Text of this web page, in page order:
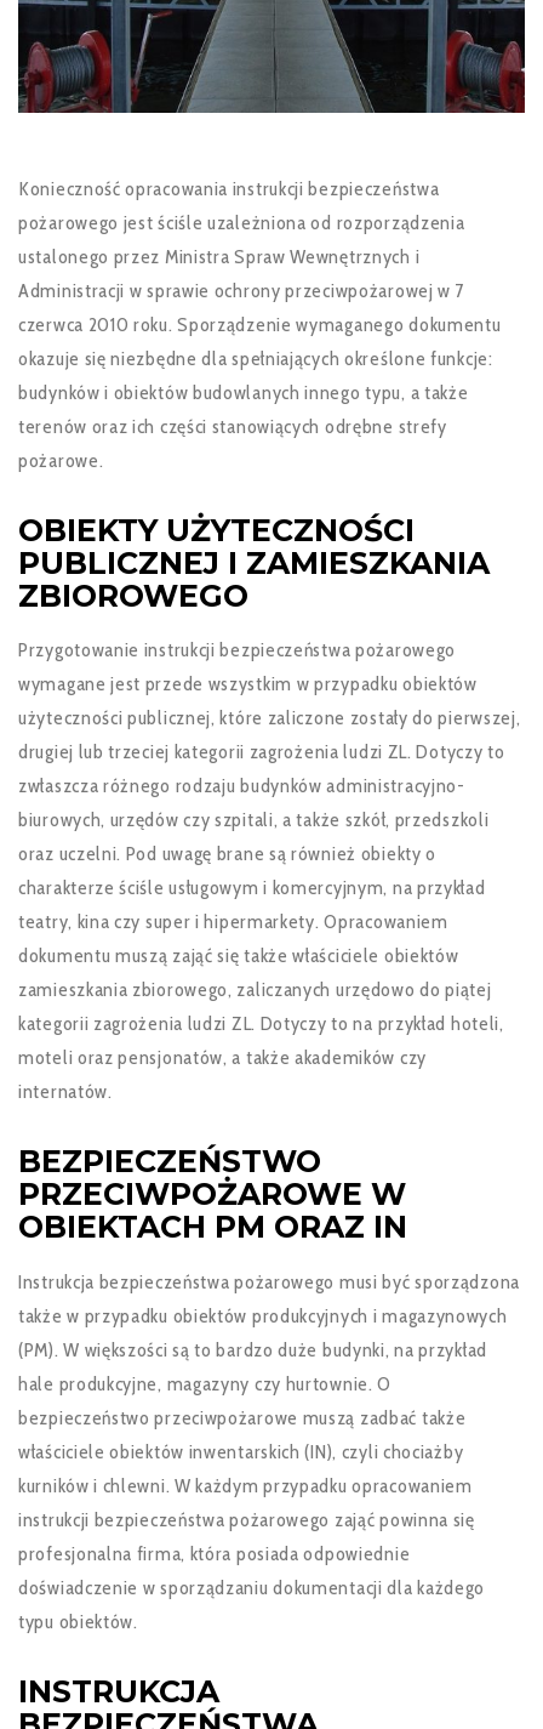
Konieczność opracowania instrukcji bezpieczeństwa
pożarowego jest ściśle uzależniona od rozporządzenia
ustalonego przez Ministra Spraw Wewnętrznych i
Administracji w sprawie ochrony przeciwpożarowej w 7
czerwca 2010 roku. Sporządzenie wymaganego dokumentu
okazuje się niezbędne dla spełniających określone funkcje:
budynków i obiektów budowlanych innego typu, a także
terenów oraz ich części stanowiących odrębne strefy
pożarowe.
OBIEKTY UŻYTECZNOŚCI
PUBLICZNEJ I ZAMIESZKANIA
ZBIOROWEGO
Przygotowanie instrukcji bezpieczeństwa pożarowego
wymagane jest przede wszystkim w przypadku obiektów
użyteczności publicznej, które zaliczone zostały do pierwszej,
drugiej lub trzeciej kategorii zagrożenia ludzi ZL. Dotyczy to
zwłaszcza różnego rodzaju budynków administracyjno-
biurowych, urzędów czy szpitali, a także szkół, przedszkoli
oraz uczelni. Pod uwagę brane są również obiekty o
charakterze ściśle usługowym i komercyjnym, na przykład
teatry, kina czy super i hipermarkety. Opracowaniem
dokumentu muszą zająć się także właściciele obiektów
zamieszkania zbiorowego, zaliczanych urzędowo do piątej
kategorii zagrożenia ludzi ZL. Dotyczy to na przykład hoteli,
moteli oraz pensjonatów, a także akademików czy
internatów.
BEZPIECZEŃSTWO
PRZECIWPOŻAROWE W
OBIEKTACH PM ORAZ IN
Instrukcja bezpieczeństwa pożarowego musi być sporządzona
także w przypadku obiektów produkcyjnych i magazynowych
(PM). W większości są to bardzo duże budynki, na przykład
hale produkcyjne, magazyny czy hurtownie. O
bezpieczeństwo przeciwpożarowe muszą zadbać także
właściciele obiektów inwentarskich (IN), czyli chociażby
kurników i chlewni. W każdym przypadku opracowaniem
instrukcji bezpieczeństwa pożarowego zająć powinna się
profesjonalna firma, która posiada odpowiednie
doświadczenie w sporządzaniu dokumentacji dla każdego
typu obiektów.
INSTRUKCJA